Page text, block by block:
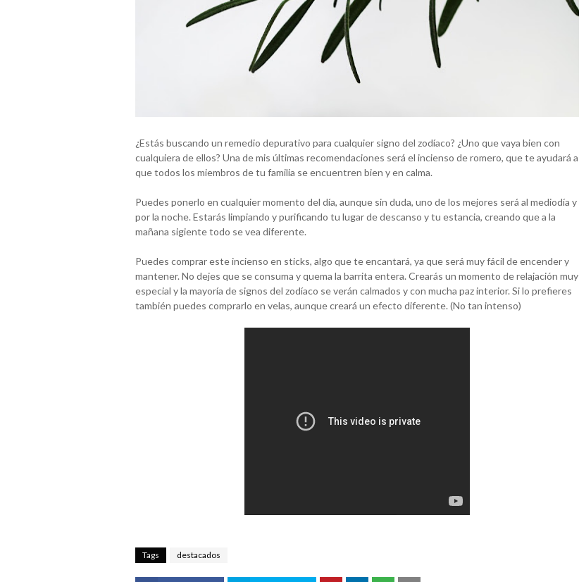
¿Estás buscando un remedio depurativo para cualquier signo del zodíaco? ¿Uno que vaya bien con
cualquiera de ellos? Una de mis últimas recomendaciones será el incienso de romero, que te ayudará a
que todos los miembros de tu familia se encuentren bien y en calma.
Puedes ponerlo en cualquier momento del día, aunque sin duda, uno de los mejores será al mediodía y
por la noche. Estarás limpiando y purificando tu lugar de descanso y tu estancia, creando que a la
mañana sigiente todo se vea diferente.
Puedes comprar este incienso en sticks, algo que te encantará, ya que será muy fácil de encender y
mantener. No dejes que se consuma y quema la barrita entera. Crearás un momento de relajación muy
especial y la mayoría de signos del zodíaco se verán calmados y con mucha paz interior. Si lo prefieres
también puedes comprarlo en velas, aunque creará un efecto diferente. (No tan intenso)
Tags destacados